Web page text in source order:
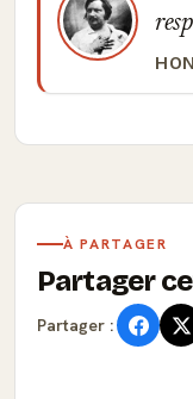
À PARTAGER
Partager
Partager :